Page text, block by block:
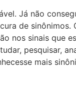
Já não
de sinônimos.
nos sinais que
pesquisar,
mais